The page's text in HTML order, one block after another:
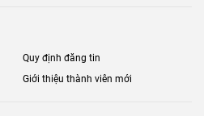
Quy định đăng tin
Giới thiệu thành viên mới